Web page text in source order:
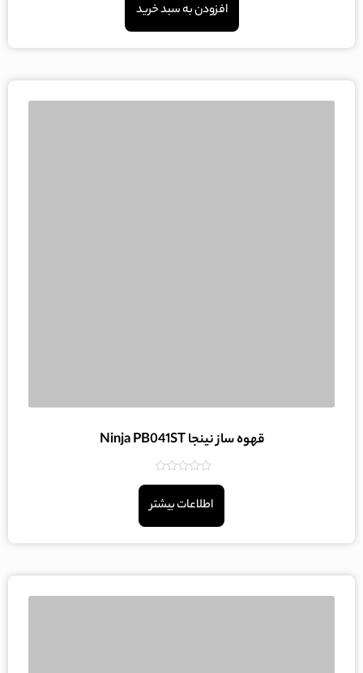
افزودن به سبد خرید
قهوه ساز نینجا Ninja PB041ST
از
اطلاعات بیشتر